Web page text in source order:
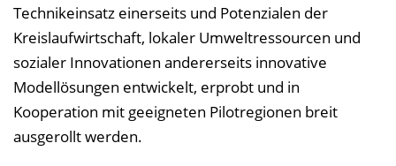
Technikeinsatz einerseits und Potenzialen der
Kreislaufwirtschaft, lokaler Umweltressourcen und
sozialer Innovationen andererseits innovative
Modellösungen entwickelt, erprobt und in
Kooperation mit geeigneten Pilotregionen breit
ausgerollt werden.